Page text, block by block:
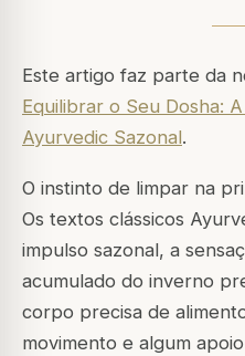
Este artigo faz parte da
Equilibrar o Seu Dosha:
Ayurvedic Sazonal.
O instinto de limpar na
Os textos clássicos
impulso sazonal, a
acumulado do inverno
corpo precisa de
movimento e algum